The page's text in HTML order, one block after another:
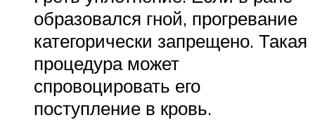
образовался гной, прогревание
категорически запрещено. Такая
процедура может
спровоцировать его
поступление в кровь.